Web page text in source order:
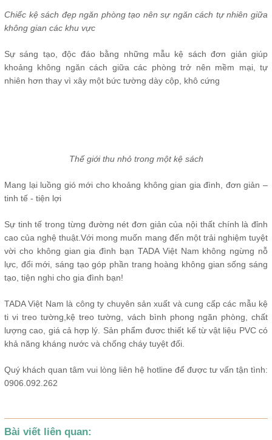
Chiếc kệ sách đẹp ngăn phòng tạo nên sự ngăn cách tự nhiên giữa
không gian các khu vực
Sự sáng tạo, độc đáo bằng những mẫu kệ sách đơn giản giúp
khoảng không ngăn cách giữa các phòng trở nên mềm mại, tự
nhiên hơn thay vì xây một bức tường dày cộp, khô cứng
Thế giới thu nhỏ trong một kệ sách
Mang lại luồng gió mới cho khoảng không gian gia đình, đơn giản –
tinh tế - tiện lợi
Sự tinh tế trong từng đường nét đơn giản của nội thất chính là đỉnh
cao của nghệ thuật.Với mong muốn mang đến một trải nghiệm tuyệt
vời cho không gian gia đình bạn TADA Việt Nam không ngừng nỗ
lực, đổi mới, sáng tạo góp phần trang hoàng không gian sống sáng
tạo, tiện nghi cho gia đình bạn!
TADA Việt Nam là công ty chuyên sản xuất và cung cấp các mẫu kệ
ti vi treo tường,kệ treo tường, vách bình phong ngăn phòng, chất
lượng cao, giá cả hợp lý. Sản phẩm đươc thiết kế từ vật liệu PVC có
khả năng kháng nước và chống cháy tuyệt đối.
Quý khách quan tâm vui lòng liên hệ hotline để được tư vấn tận tình:
0906.092.262
Bài viết liên quan: